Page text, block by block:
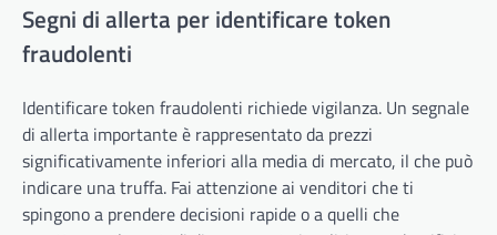
Segni di allerta per identificare token
fraudolenti
Identificare token fraudolenti richiede vigilanza. Un segnale
di allerta importante è rappresentato da prezzi
significativamente inferiori alla media di mercato, il che può
indicare una truffa. Fai attenzione ai venditori che ti
spingono a prendere decisioni rapide o a quelli che